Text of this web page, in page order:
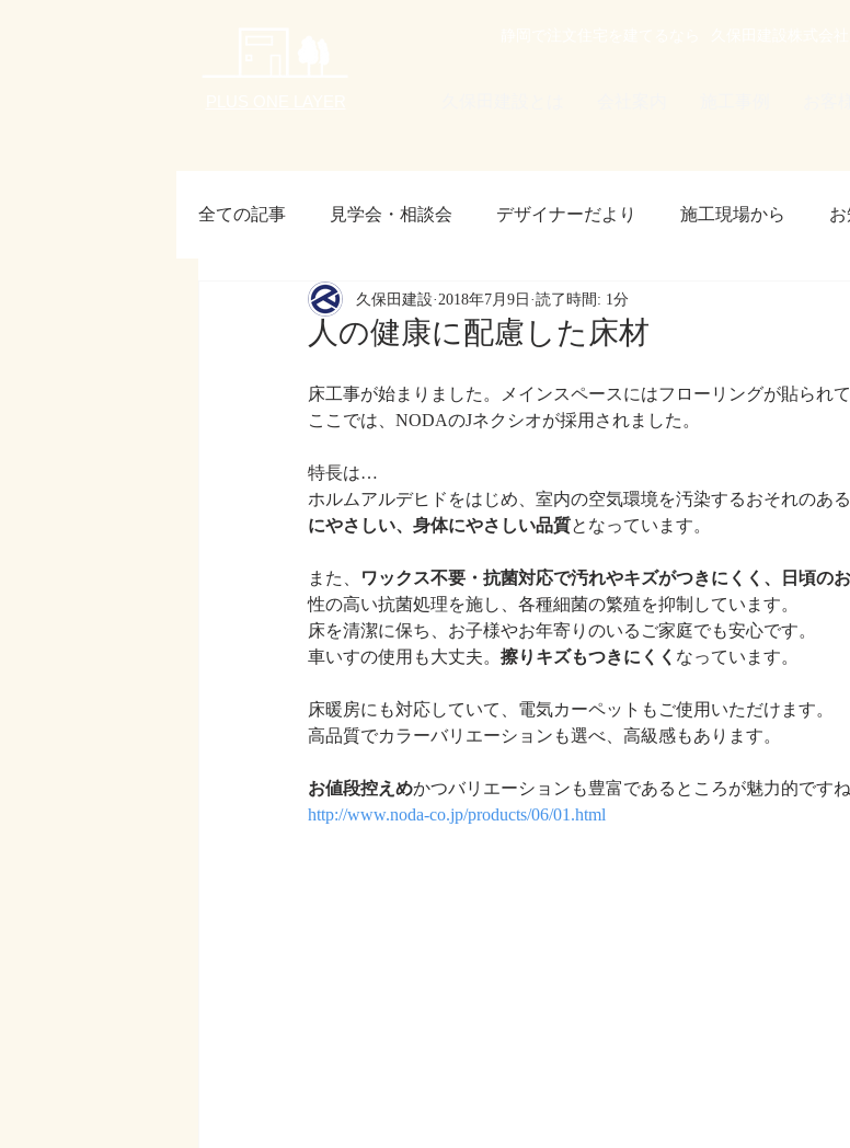
全ての記事 見学会・相談会 デザイナーだより 施工現場から
お客様の声 24節気 月刊 plus one layer
人の健康に配慮した床材
久保田建設 2018年7月9日 読了時間: 1分
床工事が始まりました。メインスペースにはフローリングが貼られて
ここでは、NODAのJネクシオが採用されました。
特長は…
ホルムアルデヒドをはじめ、室内の空気環境を汚染するおそれのあ
にやさしい、身体にやさしい品質となっています。
また、 ワックス不要・抗菌対応で汚れやキズがつきにくく、日頃の
性の高い抗菌処理を施し、各種細菌の繁殖を抑制しています。
床を清潔に保ち、お子様やお年寄りのいるご家庭でも安心です。
車いすの使用も大丈夫。 擦りキズもつきにくく なっています。
床暖房にも対応していて、電気カーペットもご使用いただけます。
高品質でカラーバリエーションも選べ、高級感もあります。
お値段控えめかつバリエーションも豊富であるところが魅力的ですね
http://www.noda-co.jp/products/06/01.html